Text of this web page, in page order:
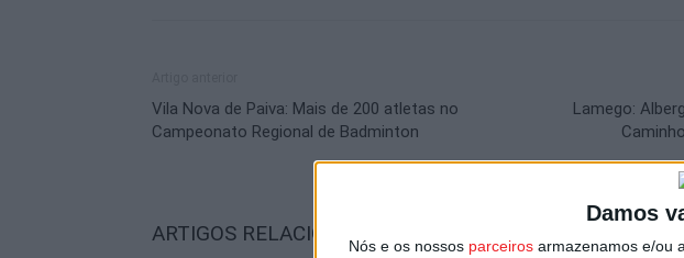
Damos
Nós e os nossos parceiros armazenamos e/ou
Vila Nova de Paiva: Mais de 200 atletas no
Campeonato Regional de Badminton
Lamego:
ARTIGOS RELACIONADOS